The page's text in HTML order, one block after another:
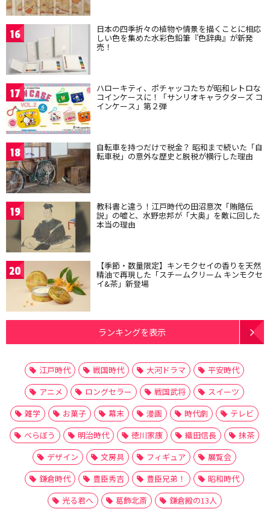
16 日本の四季折々の植物や情景を描くことに相応
しい色を集めた水彩色鉛筆『色辞典』が新発
売！
17 ハローキティ、ポチャッコたちが昭和レトロな
コインケースに！「サンリオキャラクターズ コ
インケース」第２弾
18 自転車を持つだけで税金？ 昭和まで続いた「自
転車税」の意外な歴史と脱税が横行した理由
19 教科書と違う！江戸時代の田沼意次「賄賂伝
説」の嘘と、水野忠邦が「大奥」を敵に回した
本当の理由
20 【季節・数量限定】キンモクセイの香りを天然
精油で再現した「スチームクリーム キンモクセ
イ&茶」新登場
ランキングを表示
江戸時代 戦国時代 大河ドラマ
平安時代
アニメ
ロングセラー 戦国武将
スイーツ
雑学
お菓子 幕末 漫画 時代劇
テレビ
べらぼう
明治時代 徳川家康 織田信長
抹茶
デザイン
文房具 フィギュア
展覧会
鎌倉時代
豊臣秀吉 豊臣兄弟！
昭和時代
光る君へ
葛飾北斎 鎌倉殿の13人